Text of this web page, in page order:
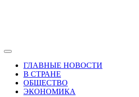
ГЛАВНЫЕ НОВОСТИ
В СТРАНЕ
ОБЩЕСТВО
ЭКОНОМИКА